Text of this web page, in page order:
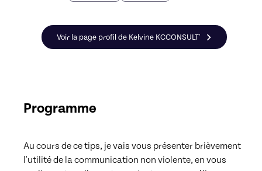
Voir la page profil de Kelvine KCCONSULT'
Programme
Au cours de ce tips, je vais vous présenter brièvement
l'utilité de la communication non violente, en vous